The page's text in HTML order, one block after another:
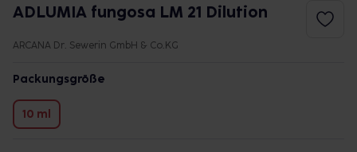
ADLUMIA fungosa LM 21 Dilution
ARCANA Dr. Sewerin GmbH & Co.KG
Packungsgröße
10 ml